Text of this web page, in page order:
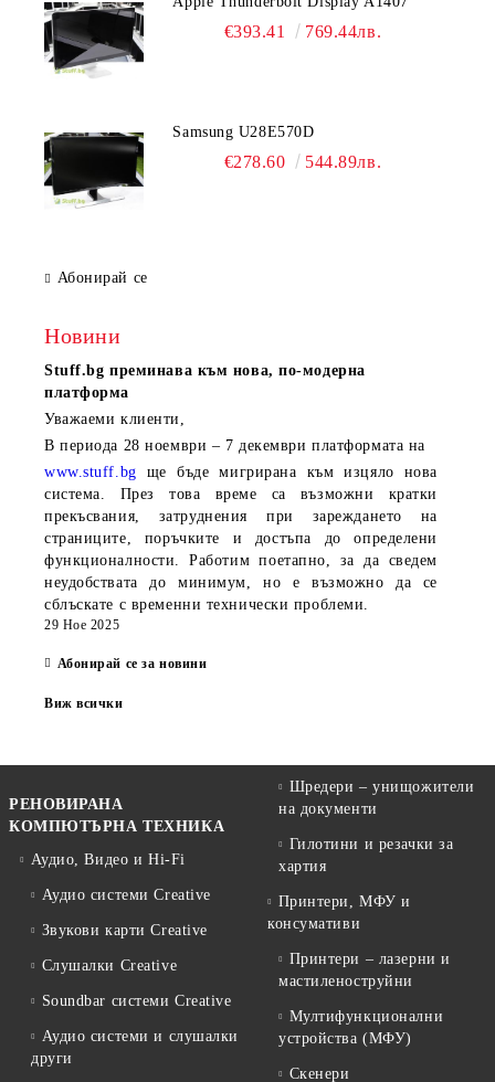
€393.41 769.44лв.
Samsung U28E570D
€278.60 544.89лв.
Абонирай се
Новини
Stuff.bg преминава към нова, по-модерна
платформа
Уважаеми клиенти,
В периода 28 ноември – 7 декември платформата на
www.stuff.bg ще бъде мигрирана към изцяло нова
система. През това време са възможни кратки
прекъсвания, затруднения при зареждането на
страниците, поръчките и достъпа до определени
функционалности. Работим поетапно, за да сведем
неудобствата до минимум, но е възможно да се
сблъскате с временни технически проблеми.
29 Ное 2025
Абонирай се за новини
Виж всички
РЕНОВИРАНА
КОМПЮТЪРНА ТЕХНИКА
Аудио, Видео и Hi-Fi
Аудио системи Creative
Звукови карти Creative
Слушалки Creative
Soundbar системи Creative
Аудио системи и слушалки
други
Шредери – унищожители
на документи
Гилотини и резачки за
хартия
Принтери, МФУ и
консумативи
Принтери – лазерни и
мастиленоструйни
Мултифункционални
устройства (МФУ)
Скенери